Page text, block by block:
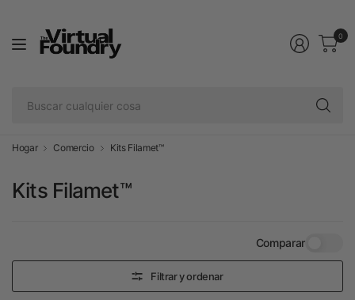
0
Hogar Comercio Kits Filamet™
Kits Filamet™
Comparar
Filtrar y ordenar